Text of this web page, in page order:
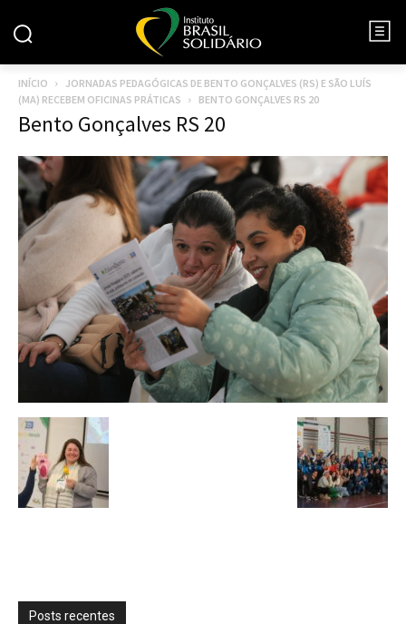
INÍCIO
JORNADAS PEDAGÓGICAS DE BENTO GONÇALVES (RS) E SÃO LUÍS
(MA) RECEBEM OFICINAS PRÁTICAS
BENTO GONÇALVES RS 20
Bento Gonçalves RS 20
Posts recentes